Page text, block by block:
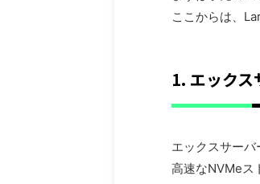
ここからは、
1. エックス
エックスサーバ
高速なNVMeス